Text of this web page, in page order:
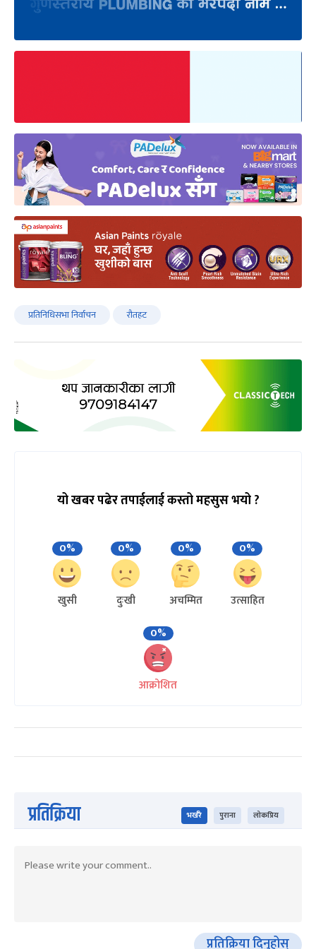
प्रतिनिधिसभा निर्वाचन राैतहट
यो खबर पढेर तपाईलाई कस्तो महसुस भयो ?
0%
खुसी
0%
दुःखी
0%
अचम्मित
0%
उत्साहित
0%
आक्रोशित
प्रतिक्रिया भर्खरै पुराना लोकप्रिय
प्रतिक्रिया दिनुहोस्